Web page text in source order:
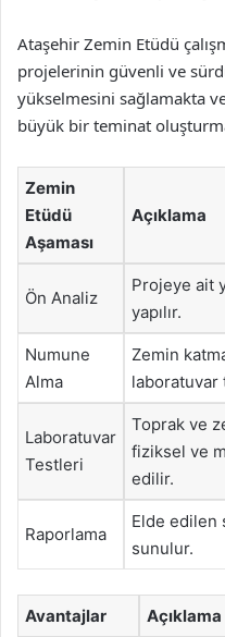
Ataşehir Zemin Etüdü
projelerinin güvenli ve
yükselmesini sağlamakta
büyük bir teminat
Zemin
Etüdü
Aşaması
Açıklama
Ön Analiz
Projeye ait
yapılır.
Numune
Alma
Zemin
laboratuvar
Laboratuvar
Testleri
Toprak ve
fiziksel ve
edilir.
Raporlama
Elde edilen
sunulur.
Avantajlar Açıklama